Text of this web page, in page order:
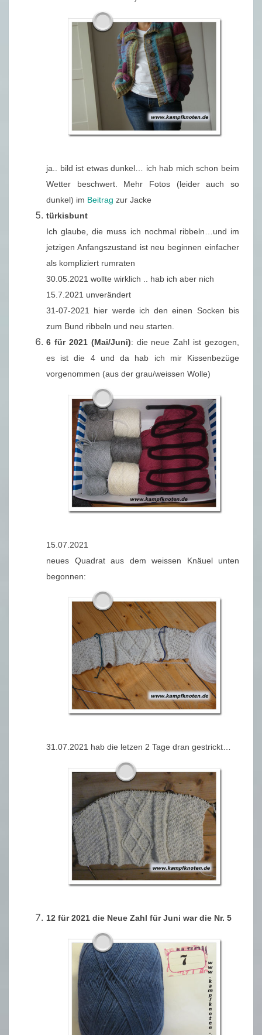
ja.. bild ist etwas dunkel… ich hab mich schon beim
Wetter beschwert. Mehr Fotos (leider auch so
dunkel) im Beitrag zur Jacke
türkisbunt
Ich glaube, die muss ich nochmal ribbeln…und im
jetzigen Anfangszustand ist neu beginnen einfacher
als kompliziert rumraten
30.05.2021 wollte wirklich .. hab ich aber nich
15.7.2021 unverändert
31-07-2021 hier werde ich den einen Socken bis
zum Bund ribbeln und neu starten.
6 für 2021 (Mai/Juni): die neue Zahl ist gezogen,
es ist die 4 und da hab ich mir Kissenbezüge
vorgenommen (aus der grau/weissen Wolle)
15.07.2021
neues Quadrat aus dem weissen Knäuel unten
begonnen:
31.07.2021 hab die letzen 2 Tage dran gestrickt…
12 für 2021 die Neue Zahl für Juni war die Nr. 5